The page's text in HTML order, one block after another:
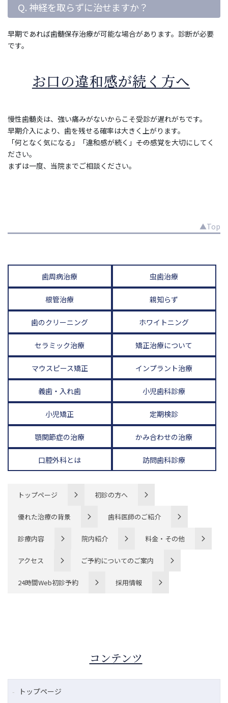
Q. 神経を取らずに治せますか？
早期であれば歯髄保存治療が可能な場合があります。診断が必要
です。
お口の違和感が続く方へ
慢性歯髄炎は、強い痛みがないからこそ受診が遅れがちです。
早期介入により、歯を残せる確率は大きく上がります。
「何となく気になる」「違和感が続く」――その感覚を大切にしてく
ださい。
まずは一度、当院までご相談ください。
▲Top
歯周病治療 虫歯治療
根管治療 親知らず
歯のクリーニング ホワイトニング
セラミック治療 矯正治療について
マウスピース矯正 インプラント治療
義歯・入れ歯 小児歯科診療
小児矯正 定期検診
顎関節症の治療 かみ合わせの治療
口腔外科とは 訪問歯科診療
トップページ 初診の方へ
優れた治療の背景 歯科医師のご紹介
診療内容 院内紹介 料金・その他
アクセス ご予約についてのご案内
24時間Web初診予約 採用情報
コンテンツ
トップページ